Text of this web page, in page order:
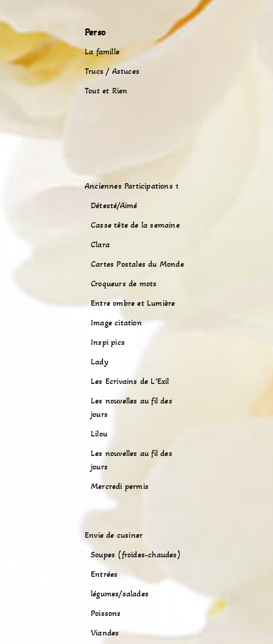
Perso
La famille
Trucs / Astuces
Tout et Rien
Anciennes Participations 1
Détesté/Aimé
Casse tête de la semaine
Clara
Cartes Postales du Monde
Croqueurs de mots
Entre ombre et Lumière
Image citation
Inspi pics
Lady
Les Ecrivains de L’Exil
Les nouvelles au fil des
jours
Lilou
Les nouvelles au fil des
jours
Mercredi permis
Envie de cusiner
Soupes (froides-chaudes)
Entrées
légumes/salades
Poissons
Viandes